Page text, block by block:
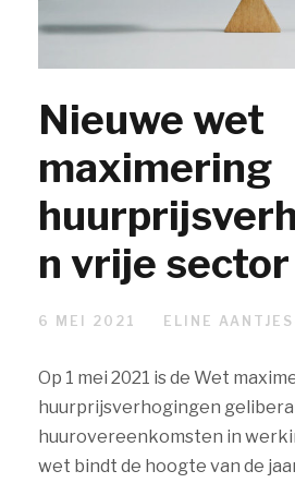
Nieuwe wet
maximering
n vrije sector
6 MEI 2021 ELINE
Op 1 mei 2021 is de Wet
huurprijsverhogingen
huurovereenkomsten in
wet bindt de hoogte van de